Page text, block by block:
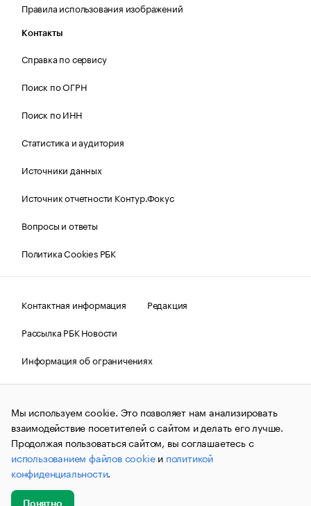
Правила использования изображений
Контакты
Справка по сервису
Поиск по ОГРН
Поиск по ИНН
Статистика и аудитория
Источники данных
Источник отчетности Контур.Фокус
Вопросы и ответы
Политика Cookies РБК
Контактная информация
Редакция
Рассылка РБК Новости
Информация об ограничениях
Правовая информация
О соблюдении авторских прав
© АО «РОСБИЗНЕСКОНСАЛТИНГ»,1995–2026.Сообщения
и материалы информационного агентства «РБК»
(зарегистрировано Федеральной службой по надзору в сфере
связи, информационных технологий и массовых
коммуникаций (Роскомнадзор) 09.12.2015 за номером ИА
№ФС77-63848) сопровождаются пометкой «РБК». Отдельные
публикации могут содержать информацию,
не предназначенную для пользователей
до 18 лет.
Мы используем cookie. Это позволяет нам анализировать
взаимодействие посетителей с сайтом и делать его лучше.
Продолжая пользоваться сайтом, вы соглашаетесь с
использованием файлов cookieи политикой
конфиденциальности.
Понятно